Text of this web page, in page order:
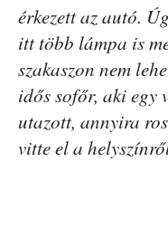
érkezett az autó.
itt több lámpa is
szakaszon nem
idős sofőr, aki egy
utazott, annyira
vitte el a